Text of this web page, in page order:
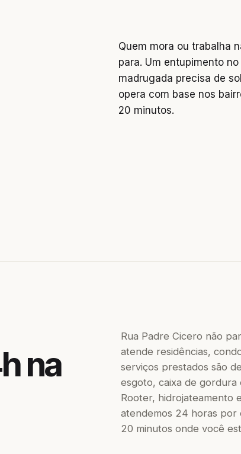
Quem mora ou trabalha
para. Um entupimento
madrugada precisa de
opera com base nos
20 minutos.
na
Rua Padre Cicero não
atende residências,
serviços prestados são
esgoto, caixa de gordura
Rooter, hidrojateamento
atendemos 24 horas por
20 minutos onde você